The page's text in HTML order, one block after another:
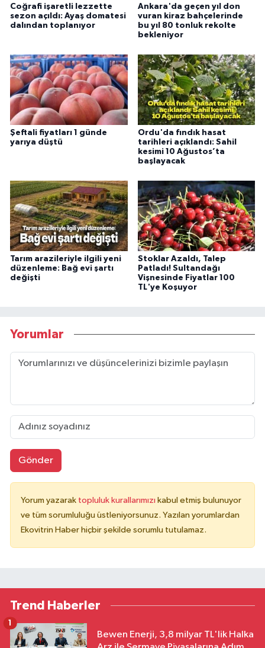
Coğrafi işaretli lezzette
sezon açıldı: Ayaş domatesi
dalından toplanıyor
Ankara'da geçen yıl don
vuran kiraz bahçelerinde
bu yıl 80 tonluk rekolte
bekleniyor
Şeftali fiyatları 1 günde
yarıya düştü
Ordu'da fındık hasat
tarihleri açıklandı: Sahil
kesimi 10 Ağustos’ta
başlayacak
Tarım arazileriyle ilgili yeni
düzenleme: Bağ evi şartı
değişti
Stoklar Azaldı, Talep
Patladı! Sultandağı
Vişnesinde Fiyatlar 100
TL'ye Koşuyor
Yorumlar
Gönder
Yorum yazarak topluluk kurallarımızı kabul etmiş bulunuyor
ve tüm sorumluluğu üstleniyorsunuz. Yazılan yorumlardan
Ekovitrin Haber hiçbir şekilde sorumlu tutulamaz.
Trend Haberler
Bewen Enerji, 3,8 milyar TL'lik Halka
1